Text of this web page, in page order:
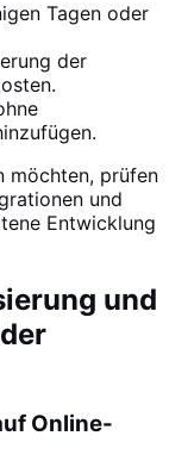
Tagen oder
der
möchten, prüfen
und
Entwicklung
und
Online-